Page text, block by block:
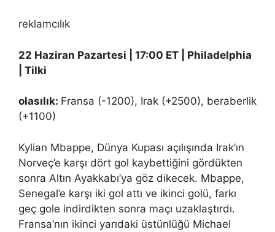
reklamcılık
22 Haziran Pazartesi | 17:00 ET | Philadelphia
| Tilki
olasılık: Fransa (-1200), Irak (+2500), beraberlik
(+1100)
Kylian Mbappe, Dünya Kupası açılışında Irak’ın
Norveç’e karşı dört gol kaybettiğini gördükten
sonra Altın Ayakkabı’ya göz dikecek. Mbappe,
Senegal’e karşı iki gol attı ve ikinci golü, farkı
geç gole indirdikten sonra maçı uzaklaştırdı.
Fransa’nın ikinci yarıdaki üstünlüğü Michael